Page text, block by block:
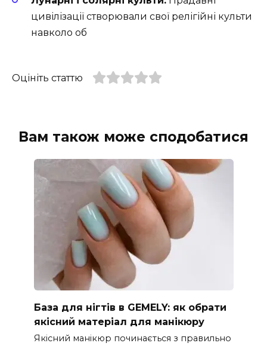
цивілізації створювали свої релігійні культи
навколо об
Оцініть статтю
Вам також може сподобатися
База для нігтів в GEMELY: як обрати
якісний матеріал для манікюру
Якісний манікюр починається з правильно